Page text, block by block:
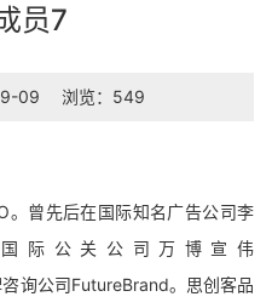
员7
09 浏览：549
。曾先后在国际知名广告公司李
国际公关公司万博宣伟
询公司FutureBrand。思创客品